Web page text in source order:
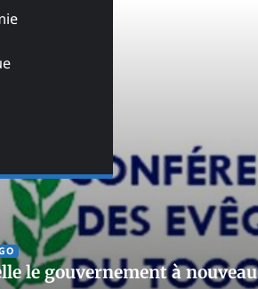
le gouvernement à nouveau